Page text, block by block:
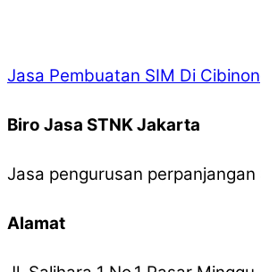
Jasa Pembuatan SIM Di
Biro Jasa STNK Jakarta
Jasa pengurusan
Alamat